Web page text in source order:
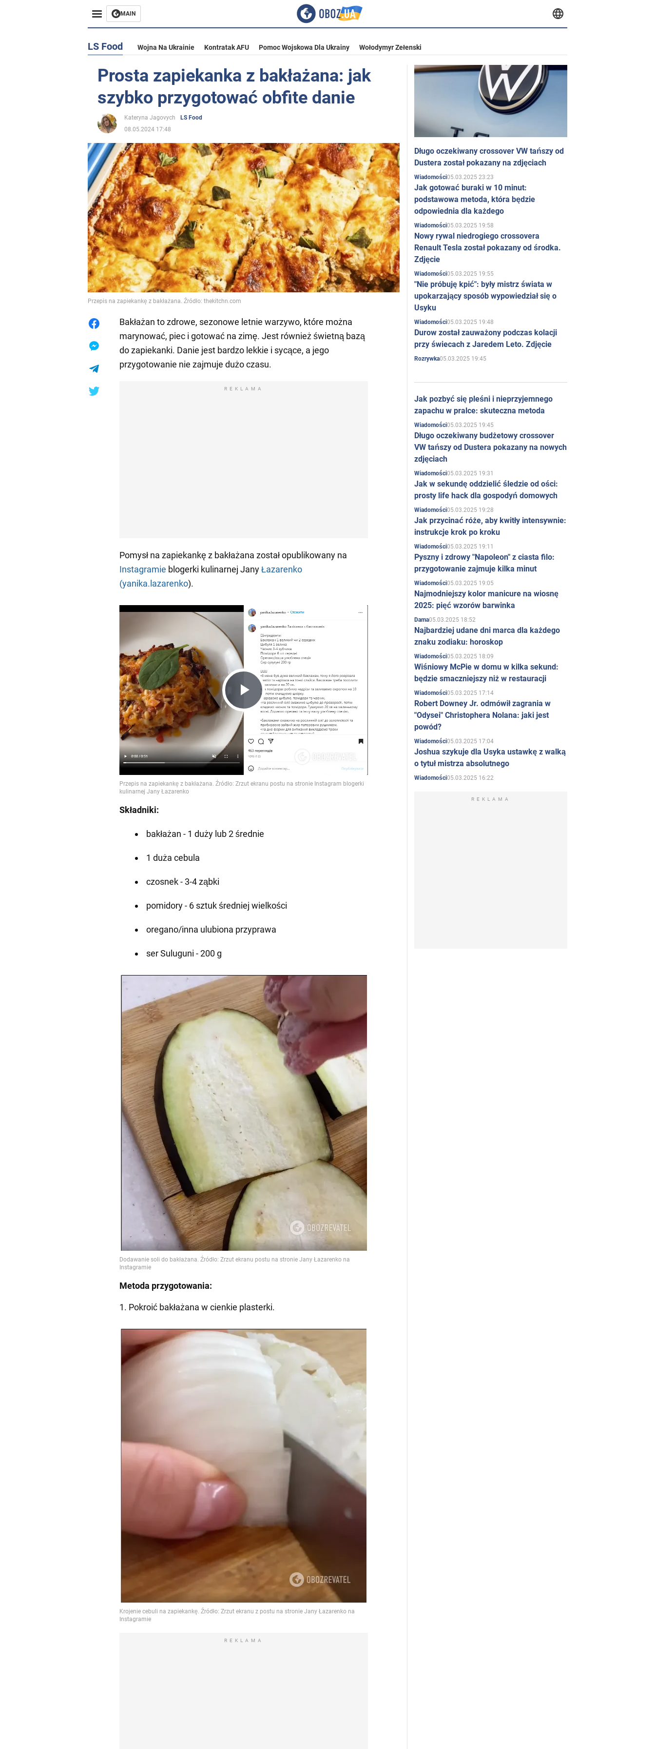
MAIN
LS Food Wojna Na Ukrainie Kontratak AFU Pomoc Wojskowa Dla Ukrainy Wołodymyr Zełenski
Prosta zapiekanka z bakłażana: jak
szybko przygotować obfite danie
Kateryna Jagovych
LS Food
08.05.2024 17:48
Przepis na zapiekankę z bakłażana. Źródło: thekitchn.com
Bakłażan to zdrowe, sezonowe letnie warzywo, które można
marynować, piec i gotować na zimę. Jest również świetną bazą
do zapiekanki. Danie jest bardzo lekkie i sycące, a jego
przygotowanie nie zajmuje dużo czasu.
REKLAMA
Pomysł na zapiekankę z bakłażana został opublikowany na
Instagramie blogerki kulinarnej JanyŁazarenko
(yanika.lazarenko).
Play
Video
Składniki:
bakłażan - 1 duży lub 2 średnie
1 duża cebula
czosnek - 3-4 ząbki
pomidory - 6 sztuk średniej wielkości
oregano/inna ulubiona przyprawa
ser Suluguni - 200 g
Metoda przygotowania:
1. Pokroić bakłażana w cienkie plasterki.
REKLAMA
Długo oczekiwany crossover VW tańszy od
Dustera został pokazany na zdjęciach
Wiadomości05.03.2025 23:23
Jak gotować buraki w 10 minut:
podstawowa metoda, która będzie
odpowiednia dla każdego
Wiadomości05.03.2025 19:58
Nowy rywal niedrogiego crossovera
Renault Tesla został pokazany od środka.
Zdjęcie
Wiadomości05.03.2025 19:55
"Nie próbuję kpić": były mistrz świata w
upokarzający sposób wypowiedział się o
Usyku
Wiadomości05.03.2025 19:48
Durow został zauważony podczas kolacji
przy świecach z Jaredem Leto. Zdjęcie
Rozrywka05.03.2025 19:45
Jak pozbyć się pleśni i nieprzyjemnego
zapachu w pralce: skuteczna metoda
Wiadomości05.03.2025 19:45
Długo oczekiwany budżetowy crossover
VW tańszy od Dustera pokazany na nowych
zdjęciach
Wiadomości05.03.2025 19:31
Jak w sekundę oddzielić śledzie od ości:
prosty life hack dla gospodyń domowych
Wiadomości05.03.2025 19:28
Jak przycinać róże, aby kwitły intensywnie:
instrukcje krok po kroku
Wiadomości05.03.2025 19:11
Pyszny i zdrowy "Napoleon" z ciasta filo:
przygotowanie zajmuje kilka minut
Wiadomości05.03.2025 19:05
Najmodniejszy kolor manicure na wiosnę
2025: pięć wzorów barwinka
Dama05.03.2025 18:52
Najbardziej udane dni marca dla każdego
znaku zodiaku: horoskop
Wiadomości05.03.2025 18:09
Wiśniowy McPie w domu w kilka sekund:
będzie smaczniejszy niż w restauracji
Wiadomości05.03.2025 17:14
Robert Downey Jr. odmówił zagrania w
"Odysei" Christophera Nolana: jaki jest
powód?
Wiadomości05.03.2025 17:04
Joshua szykuje dla Usyka ustawkę z walką
o tytuł mistrza absolutnego
Wiadomości05.03.2025 16:22
REKLAMA